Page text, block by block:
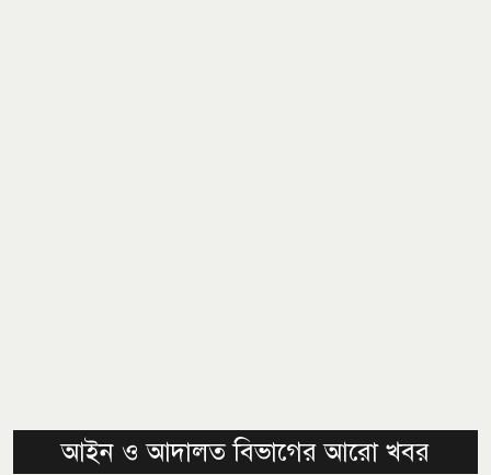
আইন ও আদালত বিভাগের আরো খবর